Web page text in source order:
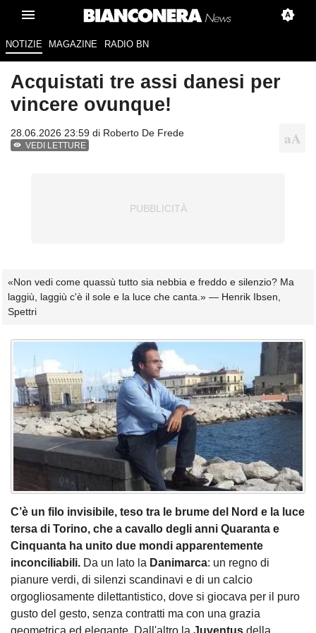
NOTIZIE MAGAZINE RADIO BN
Acquistati tre assi danesi per
vincere ovunque!
28.06.2026 23:59 di Roberto De Frede
VEDI LETTURE
«Non vedi come quassù tutto sia nebbia e freddo e silenzio? Ma
laggiù, laggiù c'è il sole e la luce che canta.» — Henrik Ibsen,
Spettri
C’è un filo invisibile, teso tra le brume del Nord e la luce
tersa di Torino, che a cavallo degli anni Quaranta e
Cinquanta ha unito due mondi apparentemente
inconciliabili. Da un lato la Danimarca: un regno di
pianure verdi, di silenzi scandinavi e di un calcio
orgogliosamente dilettantistico, dove si giocava per il puro
gusto del gesto, senza contratti ma con una grazia